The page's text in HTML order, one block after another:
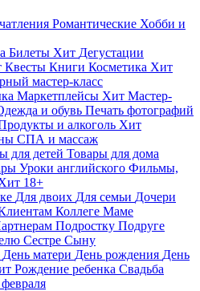
Романтические Хобби и
Билеты Хит Дегустации
Квесты Книги Косметика Хит
мастер-класс
Маркетплейсы Хит Мастер-
и обувь Печать фотографий
и алкоголь Хит
СПА и массаж
для детей Товары для дома
Уроки английского Фильмы,
18+
Для двоих Для семьи Дочери
Коллеге Маме
Подростку Подруге
Сестре Сыну
День матери День рождения День
Рождение ребенка Свадьба